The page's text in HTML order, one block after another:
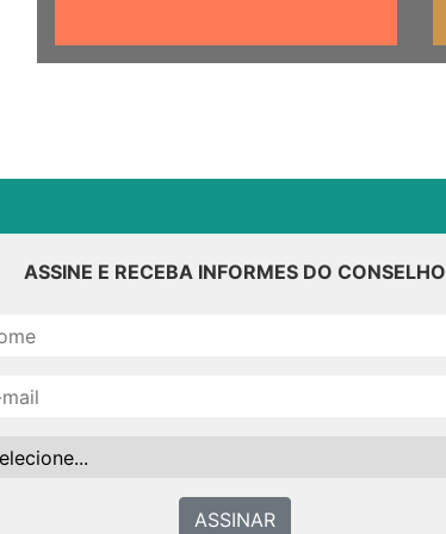
ASSINE E RECEBA INFORMES DO CONSELHO
ASSINAR